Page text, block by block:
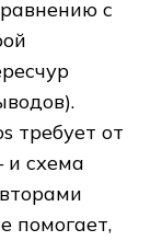
с
требует от
и схема
помогает,